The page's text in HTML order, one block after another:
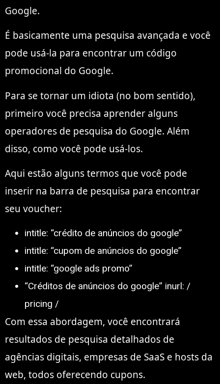
Google.
É basicamente uma pesquisa avançada e você
pode usá-la para encontrar um código
promocional do Google.
Para se tornar um idiota (no bom sentido),
primeiro você precisa aprender alguns
operadores de pesquisa do Google. Além
disso, como você pode usá-los.
Aqui estão alguns termos que você pode
inserir na barra de pesquisa para encontrar
seu voucher:
intitle: “crédito de anúncios do google”
intitle: “cupom de anúncios do google”
intitle: “google ads promo”
“Créditos de anúncios do google” inurl: /
pricing /
Com essa abordagem, você encontrará
resultados de pesquisa detalhados de
agências digitais, empresas de SaaS e hosts da
web, todos oferecendo cupons.